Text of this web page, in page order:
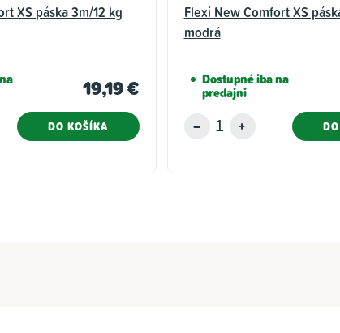
XS páska 3m/12 kg
19,19 €
DO KOŠÍKA
Flexi New Comfort XS
modrá
Dostupné iba na
predajni